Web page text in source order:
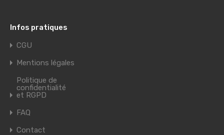
Infos pratiques
CGU
Mentions légales
Politique de
confidentialité
et RGPD
FAQ
Contact